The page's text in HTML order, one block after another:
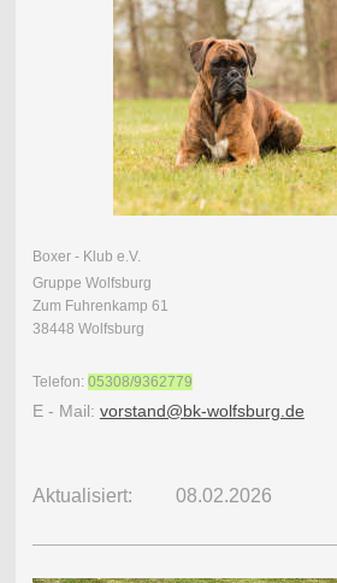
Boxer - Klub e.V.
Gruppe Wolfsburg
Zum Fuhrenkamp 61
38448 Wolfsburg
Telefon: 05308/9362779
E - Mail: vorstand@bk-wolfsburg.de
Aktualisiert: 08.02.2026